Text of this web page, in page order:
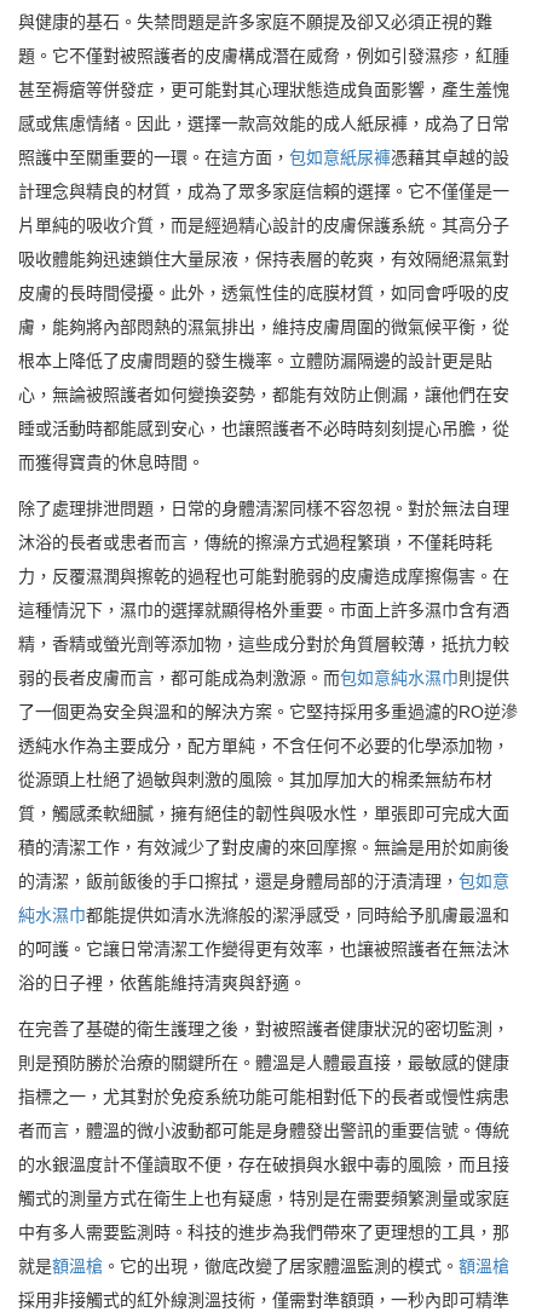
與健康的基石。失禁問題是許多家庭不願提及卻又必須正視的難
題。它不僅對被照護者的皮膚構成潛在威脅，例如引發濕疹，紅腫
甚至褥瘡等併發症，更可能對其心理狀態造成負面影響，產生羞愧
感或焦慮情緒。因此，選擇一款高效能的成人紙尿褲，成為了日常
照護中至關重要的一環。在這方面， 包如意紙尿褲憑藉其卓越的設
計理念與精良的材質，成為了眾多家庭信賴的選擇。它不僅僅是一
片單純的吸收介質，而是經過精心設計的皮膚保護系統。其高分子
吸收體能夠迅速鎖住大量尿液，保持表層的乾爽，有效隔絕濕氣對
皮膚的長時間侵擾。此外，透氣性佳的底膜材質，如同會呼吸的皮
膚，能夠將內部悶熱的濕氣排出，維持皮膚周圍的微氣候平衡，從
根本上降低了皮膚問題的發生機率。立體防漏隔邊的設計更是貼
心，無論被照護者如何變換姿勢，都能有效防止側漏，讓他們在安
睡或活動時都能感到安心，也讓照護者不必時時刻刻提心吊膽，從
而獲得寶貴的休息時間。
除了處理排泄問題，日常的身體清潔同樣不容忽視。對於無法自理
沐浴的長者或患者而言，傳統的擦澡方式過程繁瑣，不僅耗時耗
力，反覆濕潤與擦乾的過程也可能對脆弱的皮膚造成摩擦傷害。在
這種情況下，濕巾的選擇就顯得格外重要。市面上許多濕巾含有酒
精，香精或螢光劑等添加物，這些成分對於角質層較薄，抵抗力較
弱的長者皮膚而言，都可能成為刺激源。而包如意純水濕巾則提供
了一個更為安全與溫和的解決方案。它堅持採用多重過濾的RO逆滲
透純水作為主要成分，配方單純，不含任何不必要的化學添加物，
從源頭上杜絕了過敏與刺激的風險。其加厚加大的棉柔無紡布材
質，觸感柔軟細膩，擁有絕佳的韌性與吸水性，單張即可完成大面
積的清潔工作，有效減少了對皮膚的來回摩擦。無論是用於如廁後
的清潔，飯前飯後的手口擦拭，還是身體局部的汙漬清理， 包如意
純水濕巾都能提供如清水洗滌般的潔淨感受，同時給予肌膚最溫和
的呵護。它讓日常清潔工作變得更有效率，也讓被照護者在無法沐
浴的日子裡，依舊能維持清爽與舒適。
在完善了基礎的衛生護理之後，對被照護者健康狀況的密切監測，
則是預防勝於治療的關鍵所在。體溫是人體最直接，最敏感的健康
指標之一，尤其對於免疫系統功能可能相對低下的長者或慢性病患
者而言，體溫的微小波動都可能是身體發出警訊的重要信號。傳統
的水銀溫度計不僅讀取不便，存在破損與水銀中毒的風險，而且接
觸式的測量方式在衛生上也有疑慮，特別是在需要頻繁測量或家庭
中有多人需要監測時。科技的進步為我們帶來了更理想的工具，那
就是額溫槍 。它的出現，徹底改變了居家體溫監測的模式。 額溫槍
採用非接觸式的紅外線測溫技術，僅需對準額頭，一秒內即可精準